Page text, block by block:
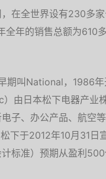
在全世界设有230多
年的销售总额为610
期叫National，1986
由日本松下电器产业
子、办公产品、航空
下于2012年10月31
标准）预期从盈利